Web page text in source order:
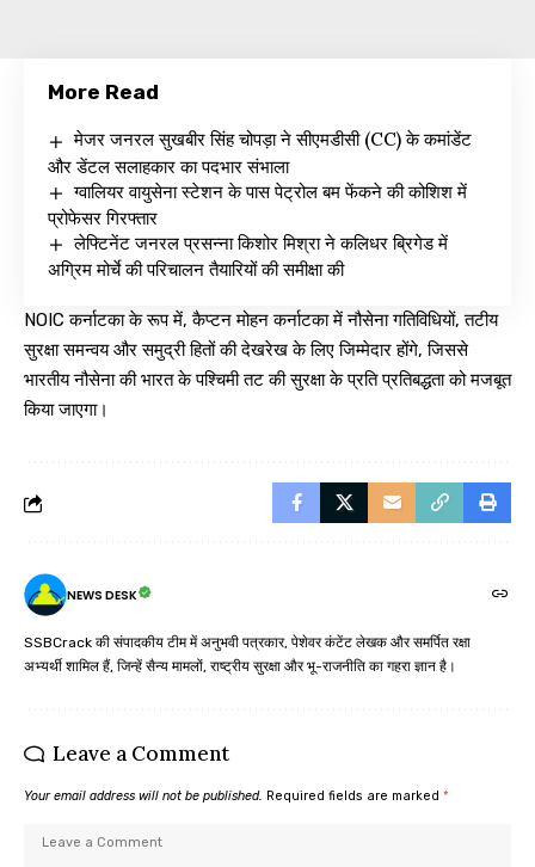
More Read
मेजर जनरल सुखबीर सिंह चोपड़ा ने सीएमडीसी (CC) के कमांडेंट
और डेंटल सलाहकार का पदभार संभाला
ग्वालियर वायुसेना स्टेशन के पास पेट्रोल बम फेंकने की कोशिश में
प्रोफेसर गिरफ्तार
लेफ्टिनेंट जनरल प्रसन्ना किशोर मिश्रा ने कलिधर ब्रिगेड में
अग्रिम मोर्चे की परिचालन तैयारियों की समीक्षा की
NOIC कर्नाटका के रूप में, कैप्टन मोहन कर्नाटका में नौसेना गतिविधियों, तटीय
सुरक्षा समन्वय और समुद्री हितों की देखरेख के लिए जिम्मेदार होंगे, जिससे
भारतीय नौसेना की भारत के पश्चिमी तट की सुरक्षा के प्रति प्रतिबद्धता को मजबूत
किया जाएगा।
NEWS DESK
SSBCrack की संपादकीय टीम में अनुभवी पत्रकार, पेशेवर कंटेंट लेखक और समर्पित रक्षा
अभ्यर्थी शामिल हैं, जिन्हें सैन्य मामलों, राष्ट्रीय सुरक्षा और भू-राजनीति का गहरा ज्ञान है।
Leave a Comment
Your email address will not be published. Required fields are marked *